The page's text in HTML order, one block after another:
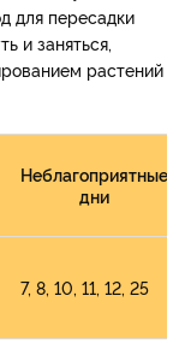
для пересадки
и заняться,
растений
Неблагоприятные
дни
7, 8, 10, 11, 12, 25